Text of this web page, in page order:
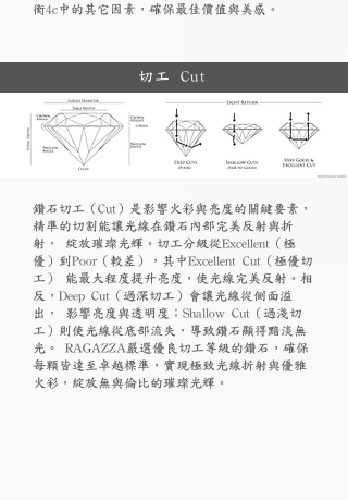
衡4c中的其它因素，確保最佳價值與美感。
切工 Cut
鑽石切工（Cut）是影響火彩與亮度的關鍵要素，
精準的切割能讓光線在鑽石內部完美反射與折
射， 綻放璀璨光輝。切工分級從Excellent（極
優）到Poor（較差），其中Excellent Cut（極優切
工） 能最大程度提升亮度，使光線完美反射。相
反，Deep Cut（過深切工）會讓光線從側面溢
出， 影響亮度與透明度；Shallow Cut（過淺切
工）則使光線從底部流失，導致鑽石顯得黯淡無
光。 RAGAZZA嚴選優良切工等級的鑽石，確保
每顆皆達至卓越標準，實現極致光線折射與優雅
火彩，綻放無與倫比的璀璨光輝。